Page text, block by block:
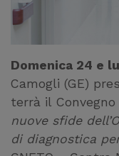
Domenica 24 e
Camogli (GE)
terrà il Convegno
nuove sfide
di diagnostica